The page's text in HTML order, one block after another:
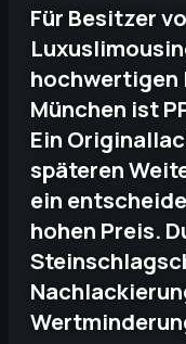
Für Besitzer
hochwertigen
München ist
Ein
späteren
ein
hohen Preis.